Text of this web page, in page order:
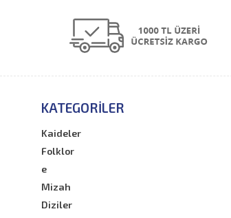
KATEGORILER
Kaideler
Folklor
e
Mizah
Diziler